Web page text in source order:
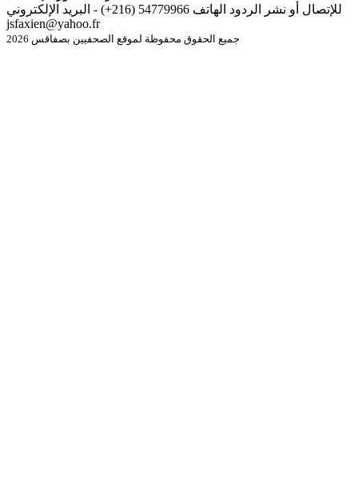
للإتصال أو نشر الردود الهاتف 54779966 (216+) - البريد الإلكتروني
jsfaxien@yahoo.fr
جميع الحقوق محفوظة لموقع الصحفيين بصفاقس 2026